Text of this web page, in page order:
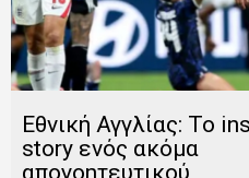
Εθνική Αγγλίας: Το
story ενός ακόμα